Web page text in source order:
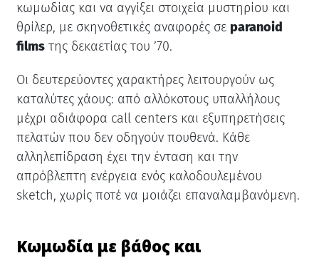
κωμωδίας και να αγγίξει στοιχεία μυστηρίου και
θρίλερ, με σκηνοθετικές αναφορές σε paranoid
filmsτης δεκαετίας του ’70.
Οι δευτερεύοντες χαρακτήρες λειτουργούν ως
καταλύτες χάους: από αλλόκοτους υπαλλήλους
μέχρι αδιάφορα call centers και εξυπηρετήσεις
πελατών που δεν οδηγούν πουθενά. Κάθε
αλληλεπίδραση έχει την ένταση και την
απρόβλεπτη ενέργεια ενός καλοδουλεμένου
sketch, χωρίς ποτέ να μοιάζει επαναλαμβανόμενη.
Κωμωδία με βάθος και